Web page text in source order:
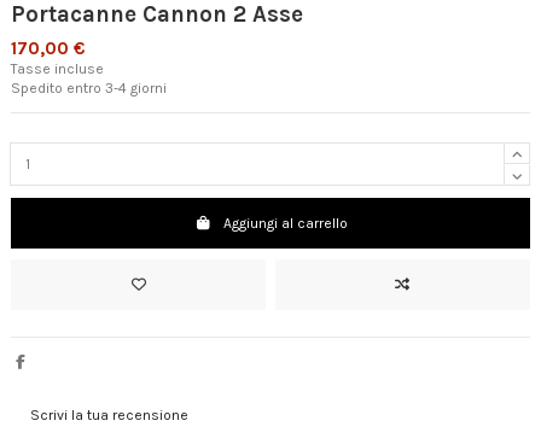
Portacanne Cannon 2 Asse
170,00 €
Tasse incluse
Spedito entro 3-4 giorni
Aggiungi al carrello
Scrivi la tua recensione